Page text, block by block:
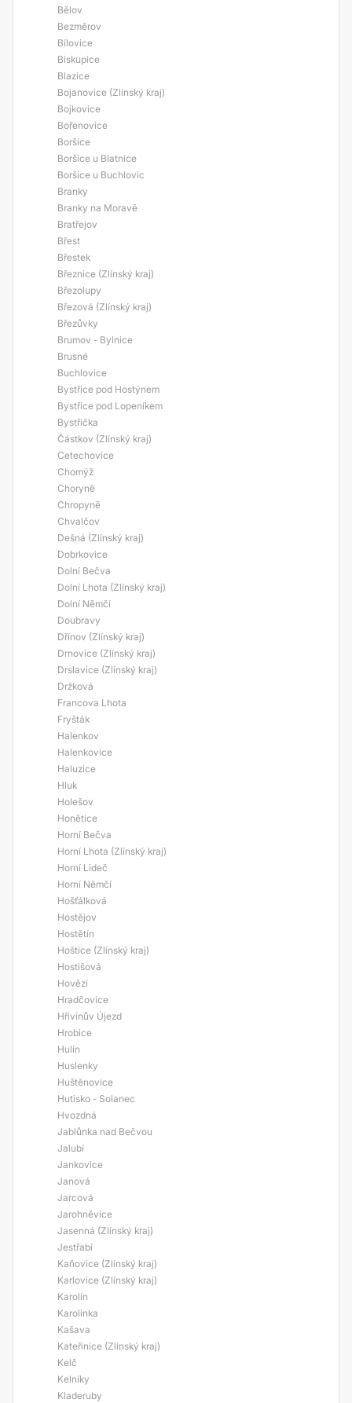
Bělov
Bezměrov
Bílovice
Biskupice
Blazice
Bojanovice (Zlínský kraj)
Bojkovice
Bořenovice
Boršice
Boršice u Blatnice
Boršice u Buchlovic
Branky
Branky na Moravě
Bratřejov
Břest
Břestek
Březnice (Zlínský kraj)
Březolupy
Březová (Zlínský kraj)
Březůvky
Brumov - Bylnice
Brusné
Buchlovice
Bystřice pod Hostýnem
Bystřice pod Lopeníkem
Bystřička
Částkov (Zlínský kraj)
Cetechovice
Chomýž
Choryně
Chropyně
Chvalčov
Dešná (Zlínský kraj)
Dobrkovice
Dolní Bečva
Dolní Lhota (Zlínský kraj)
Dolní Němčí
Doubravy
Dřínov (Zlínský kraj)
Drnovice (Zlínský kraj)
Drslavice (Zlínský kraj)
Držková
Francova Lhota
Fryšták
Halenkov
Halenkovice
Haluzice
Hluk
Holešov
Honětice
Horní Bečva
Horní Lhota (Zlínský kraj)
Horní Lideč
Horní Němčí
Hošťálková
Hostějov
Hostětín
Hoštice (Zlínský kraj)
Hostišová
Hovězí
Hradčovice
Hřivínův Újezd
Hrobice
Hulín
Huslenky
Huštěnovice
Hutisko - Solanec
Hvozdná
Jablůnka nad Bečvou
Jalubí
Jankovice
Janová
Jarcová
Jarohněvice
Jasenná (Zlínský kraj)
Jestřabí
Kaňovice (Zlínský kraj)
Karlovice (Zlínský kraj)
Karolín
Karolinka
Kašava
Kateřinice (Zlínský kraj)
Kelč
Kelníky
Kladeruby